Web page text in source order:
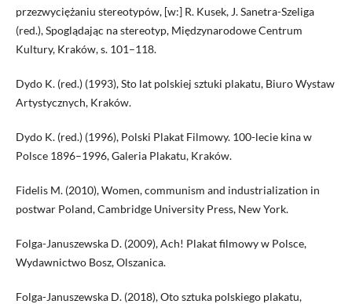
przezwyciężaniu stereotypów, [w:] R. Kusek, J. Sanetra-Szeliga
(red.), Spoglądając na stereotyp, Międzynarodowe Centrum
Kultury, Kraków, s. 101–118.
Dydo K. (red.) (1993), Sto lat polskiej sztuki plakatu, Biuro Wystaw
Artystycznych, Kraków.
Dydo K. (red.) (1996), Polski Plakat Filmowy. 100-lecie kina w
Polsce 1896–1996, Galeria Plakatu, Kraków.
Fidelis M. (2010), Women, communism and industrialization in
postwar Poland, Cambridge University Press, New York.
Folga-Januszewska D. (2009), Ach! Plakat filmowy w Polsce,
Wydawnictwo Bosz, Olszanica.
Folga-Januszewska D. (2018), Oto sztuka polskiego plakatu,